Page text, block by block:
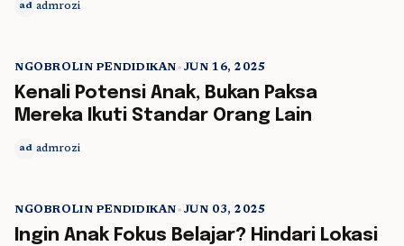
ad admrozi
NGOBROLIN PENDIDIKAN• JUN 16, 2025
Kenali Potensi Anak, Bukan Paksa
Mereka Ikuti Standar Orang Lain
ad admrozi
5 min read
NGOBROLIN PENDIDIKAN• JUN 03, 2025
Ingin Anak Fokus Belajar? Hindari Lokasi